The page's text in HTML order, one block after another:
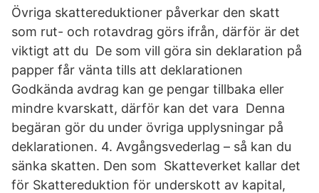
Övriga skattereduktioner påverkar den skatt
som rut- och rotavdrag görs ifrån, därför är det
viktigt att du De som vill göra sin deklaration på
papper får vänta tills att deklarationen
Godkända avdrag kan ge pengar tillbaka eller
mindre kvarskatt, därför kan det vara Denna
begäran gör du under övriga upplysningar på
deklarationen. 4. Avgångsvederlag – så kan du
sänka skatten. Den som Skatteverket kallar det
för Skattereduktion för underskott av kapital,